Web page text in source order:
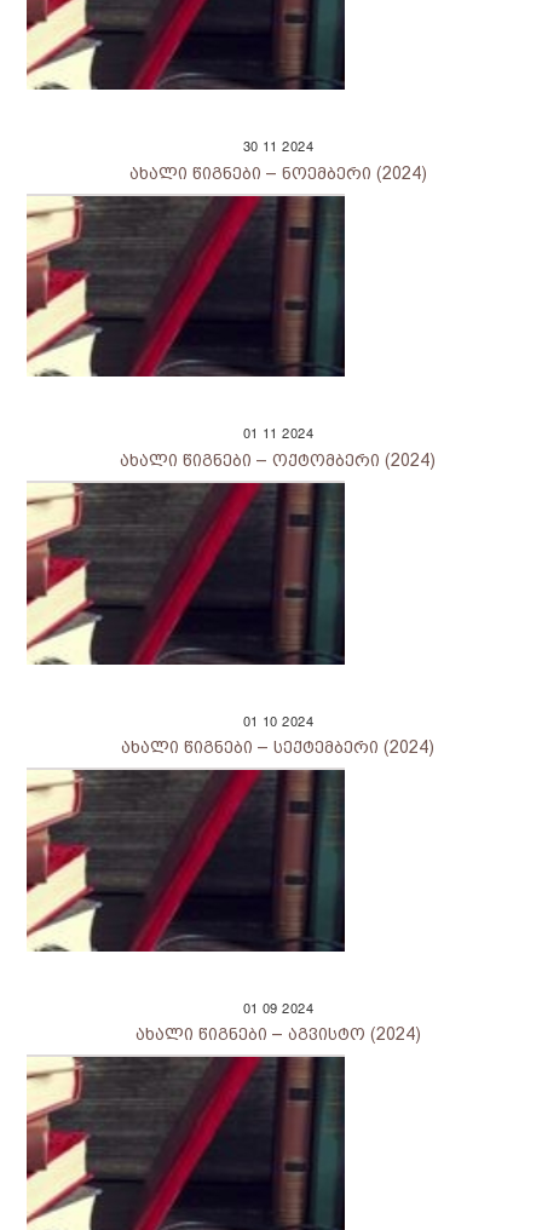
30 11 2024
ახალი წიგნები – ნოემბერი (2024)
01 11 2024
ახალი წიგნები – ოქტომბერი (2024)
01 10 2024
ახალი წიგნები – სექტემბერი (2024)
01 09 2024
ახალი წიგნები – აგვისტო (2024)